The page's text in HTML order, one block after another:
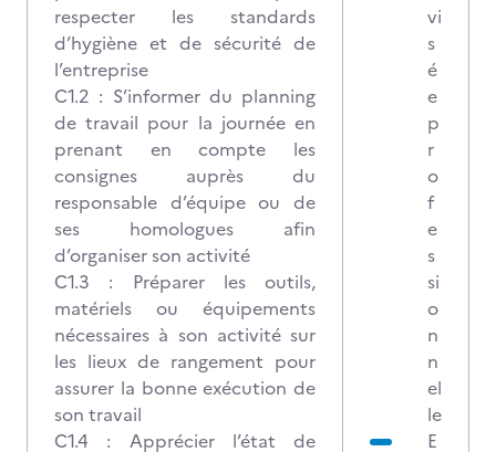
respecter les standards
d’hygiène et de sécurité de
l’entreprise
C1.2 : S’informer du planning
de travail pour la journée en
prenant en compte les
consignes auprès du
responsable d’équipe ou de
ses homologues afin
d’organiser son activité
C1.3 : Préparer les outils,
matériels ou équipements
nécessaires à son activité sur
les lieux de rangement pour
assurer la bonne exécution de
son travail
C1.4 : Apprécier l’état de
vi
s
é
e
p
r
o
f
e
s
si
o
n
n
el
le
E